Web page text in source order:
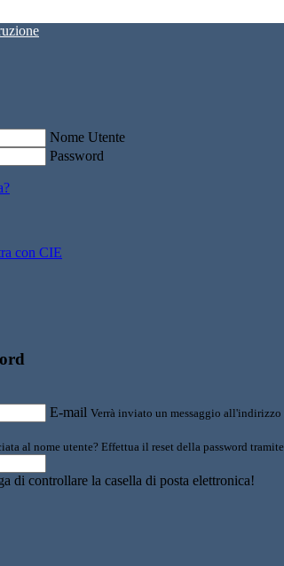
Nome Utente
Password
con CIE
E-mail Verrà inviato un messaggio
al nome utente? Effettua il reset della password
di controllare la casella di posta elettronica!